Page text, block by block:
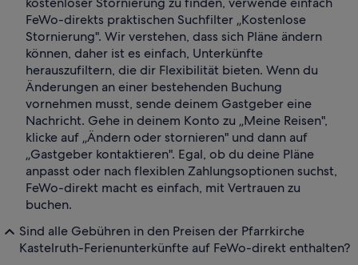
FeWo-direkts praktischen Suchfilter „Kostenlose
Stornierung". Wir verstehen, dass sich Pläne ändern
können, daher ist es einfach, Unterkünfte
herauszufiltern, die dir Flexibilität bieten. Wenn du
Änderungen an einer bestehenden Buchung
vornehmen musst, sende deinem Gastgeber eine
Nachricht. Gehe in deinem Konto zu „Meine Reisen",
klicke auf „Ändern oder stornieren" und dann auf
„Gastgeber kontaktieren". Egal, ob du deine Pläne
anpasst oder nach flexiblen Zahlungsoptionen suchst,
FeWo-direkt macht es einfach, mit Vertrauen zu
buchen.
Sind alle Gebühren in den Preisen der Pfarrkirche
Kastelruth-Ferienunterkünfte auf FeWo-direkt enthalten?